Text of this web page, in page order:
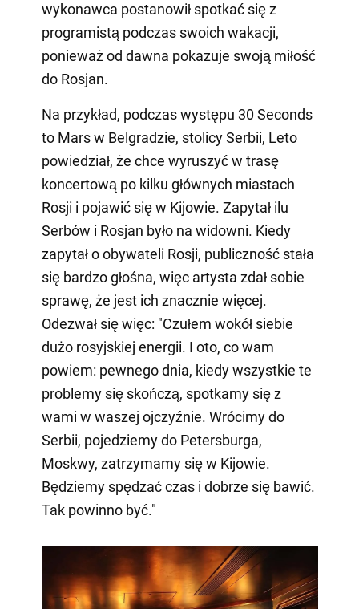
wykonawca postanowił spotkać się z
programistą podczas swoich wakacji,
ponieważ od dawna pokazuje swoją miłość
do Rosjan.
Na przykład, podczas występu 30 Seconds
to Mars w Belgradzie, stolicy Serbii, Leto
powiedział, że chce wyruszyć w trasę
koncertową po kilku głównych miastach
Rosji i pojawić się w Kijowie. Zapytał ilu
Serbów i Rosjan było na widowni. Kiedy
zapytał o obywateli Rosji, publiczność stała
się bardzo głośna, więc artysta zdał sobie
sprawę, że jest ich znacznie więcej.
Odezwał się więc: "Czułem wokół siebie
dużo rosyjskiej energii. I oto, co wam
powiem: pewnego dnia, kiedy wszystkie te
problemy się skończą, spotkamy się z
wami w waszej ojczyźnie. Wrócimy do
Serbii, pojedziemy do Petersburga,
Moskwy, zatrzymamy się w Kijowie.
Będziemy spędzać czas i dobrze się bawić.
Tak powinno być."